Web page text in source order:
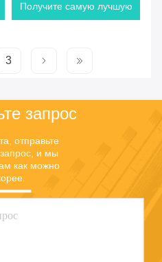
Получите самую лучшую
3
запрос
отправьте
и мы
как можно